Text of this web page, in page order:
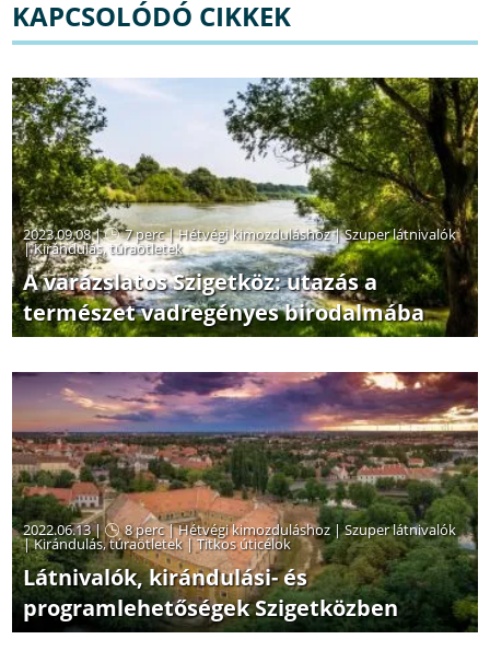
KAPCSOLÓDÓ CIKKEK
2023.09.08 | 7 perc|Hétvégi kimozduláshoz|Szuper látnivalók
|Kirándulás, túraötletek
A varázslatos Szigetköz: utazás a
természet vadregényes birodalmába
2022.06.13 | 8 perc|Hétvégi kimozduláshoz|Szuper látnivalók
|Kirándulás, túraötletek|Titkos úticélok
Látnivalók, kirándulási- és
programlehetőségek Szigetközben